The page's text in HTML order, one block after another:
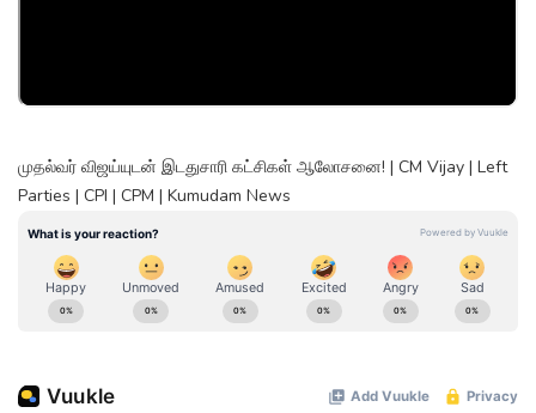
முதல்வர் விஜய்யுடன் இடதுசாரி கட்சிகள் ஆலோசனை! | CM Vijay | Left
Parties | CPI | CPM | Kumudam News